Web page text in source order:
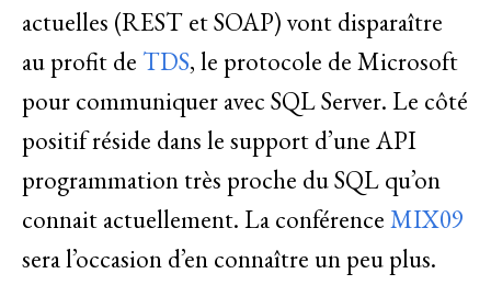
actuelles (REST et SOAP) vont disparaître
au profit de TDS, le protocole de Microsoft
pour communiquer avec SQL Server. Le côté
positif réside dans le support d’une API
programmation très proche du SQL qu’on
connait actuellement. La conférence MIX09
sera l’occasion d’en connaître un peu plus.